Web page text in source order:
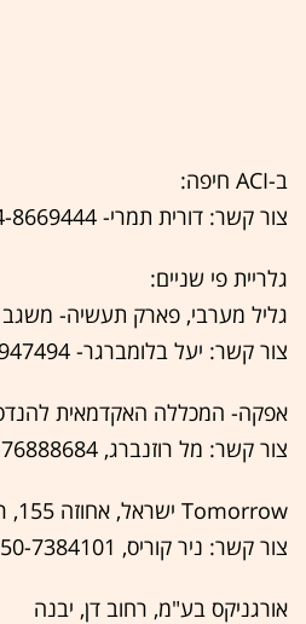
ב-ACI חיפה:
צור קשר: דורית תמרי- 04-8669444/ 052-5613093
גלריית פי שניים:
גליל מערבי, פארק תעשיה- משגב
צור קשר: יעל בלומברגר- 054-4947494
אפקה- המכללה האקדמאית
צור קשר: מל רוזנברג, 03-76888684
Tomorrow ישראל, אחוזה 155, רעננה
צור קשר: ניר קוריס, 050-7384101
אורגניקס בע"מ, רחוב דן, יבנה